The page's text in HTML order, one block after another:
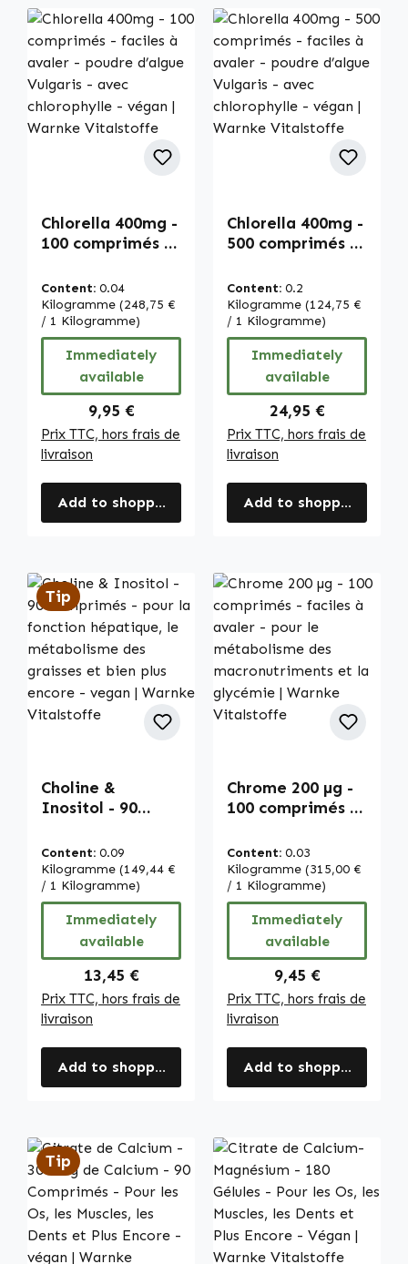
Chlorella 400mg -
100 comprimés -
poudre d’algue
Vulgaris - avec
chlorophylle -
végan | Warnke
Vitalstoffe
Content: 0.04
Kilogramme (248,75 €
/ 1 Kilogramme)
Immediately
available
Regular price:
9,95 €
Prix TTC, hors frais de
livraison
Add to shopping cart
Chlorella 400mg -
500 comprimés -
poudre d’algue
Vulgaris - avec
chlorophylle -
végan | Warnke
Vitalstoffe
Content: 0.2
Kilogramme (124,75 €
/ 1 Kilogramme)
Immediately
available
Regular price:
24,95 €
Prix TTC, hors frais de
livraison
Add to shopping cart
Tip
Choline &
Inositol - 90
la fonction
hépatique, le
métabolisme des
graisses et bien
plus encore -
vegan | Warnke
Vitalstoffe
Content: 0.09
Kilogramme (149,44 €
/ 1 Kilogramme)
Immediately
available
Regular price:
13,45 €
Prix TTC, hors frais de
livraison
Add to shopping cart
Chrome 200 µg -
100 comprimés -
pour le
métabolisme des
macronutriments
et la glycémie |
Warnke
Vitalstoffe
Content: 0.03
Kilogramme (315,00 €
/ 1 Kilogramme)
Immediately
available
Regular price:
9,45 €
Prix TTC, hors frais de
livraison
Add to shopping cart
Tip